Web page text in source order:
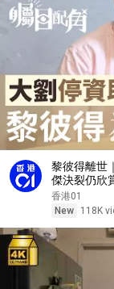
黎彼得離世
傑決裂仍欣
香港01
New
118K